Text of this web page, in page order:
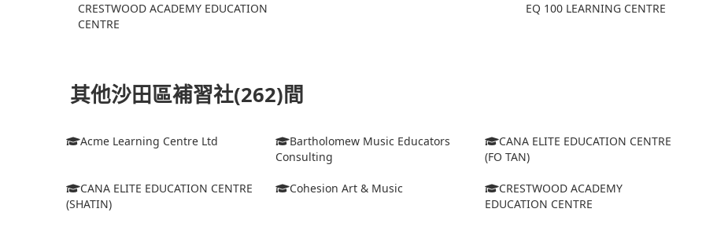
CRESTWOOD ACADEMY EDUCATION
CENTRE
EQ 100 LEARNING CENTRE
其他沙田區補習社(262)間
Acme Learning Centre Ltd
Bartholomew Music Educators
Consulting
CANA ELITE EDUCATION CENTRE
(FO TAN)
CANA ELITE EDUCATION CENTRE
(SHATIN)
Cohesion Art & Music
CRESTWOOD ACADEMY
EDUCATION CENTRE